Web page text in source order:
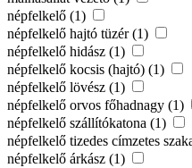
népfelkelő (1)
népfelkelő hajtó tüzér (1)
népfelkelő hidász (1)
népfelkelő kocsis (hajtó) (1)
népfelkelő lövész (1)
népfelkelő orvos főhadnagy (1)
népfelkelő szállítókatona (1)
népfelkelő tizedes címzetes
népfelkelő árkász (1)